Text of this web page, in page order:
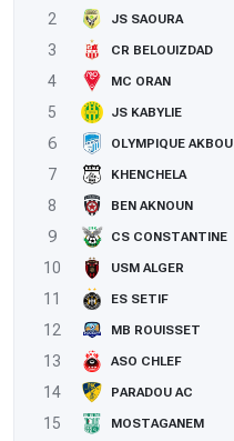
2
JS SAOURA
3
CR BELOUIZDAD
4
MC ORAN
5
JS KABYLIE
6
OLYMPIQUE AKBOU
7
KHENCHELA
8
BEN AKNOUN
9
CS CONSTANTINE
10
USM ALGER
11
ES SETIF
12
MB ROUISSET
13
ASO CHLEF
14
PARADOU AC
15
MOSTAGANEM